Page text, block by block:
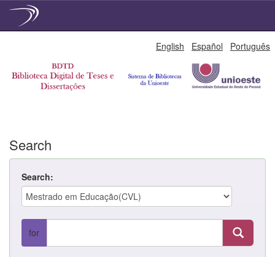
English Español Português
Search
Search:
for